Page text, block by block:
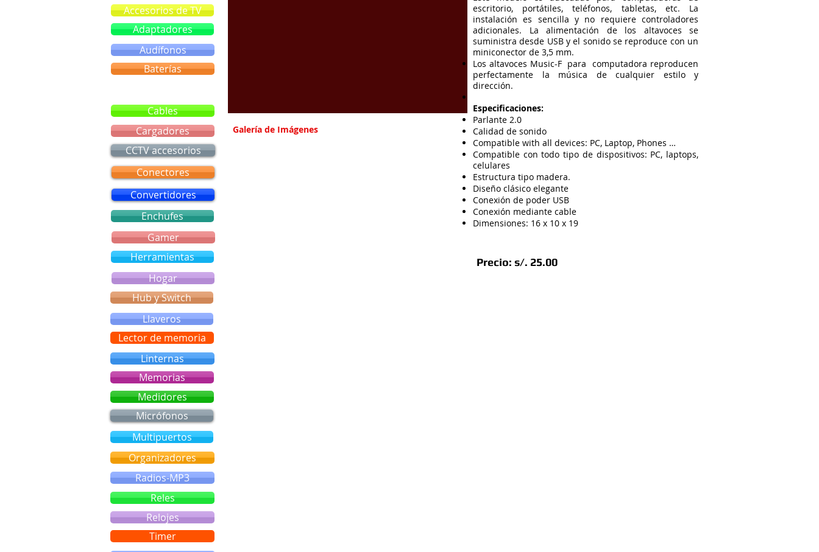
Galería de Imágenes
escritorio, portátiles, teléfonos, tabletas, etc. La
instalación es sencilla y no requiere controladores
adicionales. La alimentación de los altavoces se
suministra desde USB y el sonido se reproduce con un
miniconector de 3,5 mm.
Los altavoces Music-F para computadora reproducen
perfectamente la música de cualquier estilo y
dirección.
Especificaciones:
Parlante 2.0
Calidad de sonido
Compatible with all devices: PC, Laptop, Phones …
Compatible con todo tipo de dispositivos: PC, laptops,
celulares
Estructura tipo madera.
Diseño clásico elegante
Conexión de poder USB
Conexión mediante cable
Dimensiones: 16 x 10 x 19
Precio: s/. 25.00
Accesorios de TV
Audífonos
Cables
Adaptadores
Baterías
Cargadores
Convertidores
CCTV accesorios
Enchufes
Conectores
Gamer
Herramientas
Hogar
Hub y Switch
Llaveros
Lector de memoria
Linternas
Memorias
Medidores
Micrófonos
Multipuertos
Organizadores
Radios-MP3
Reles
Relojes
Timer